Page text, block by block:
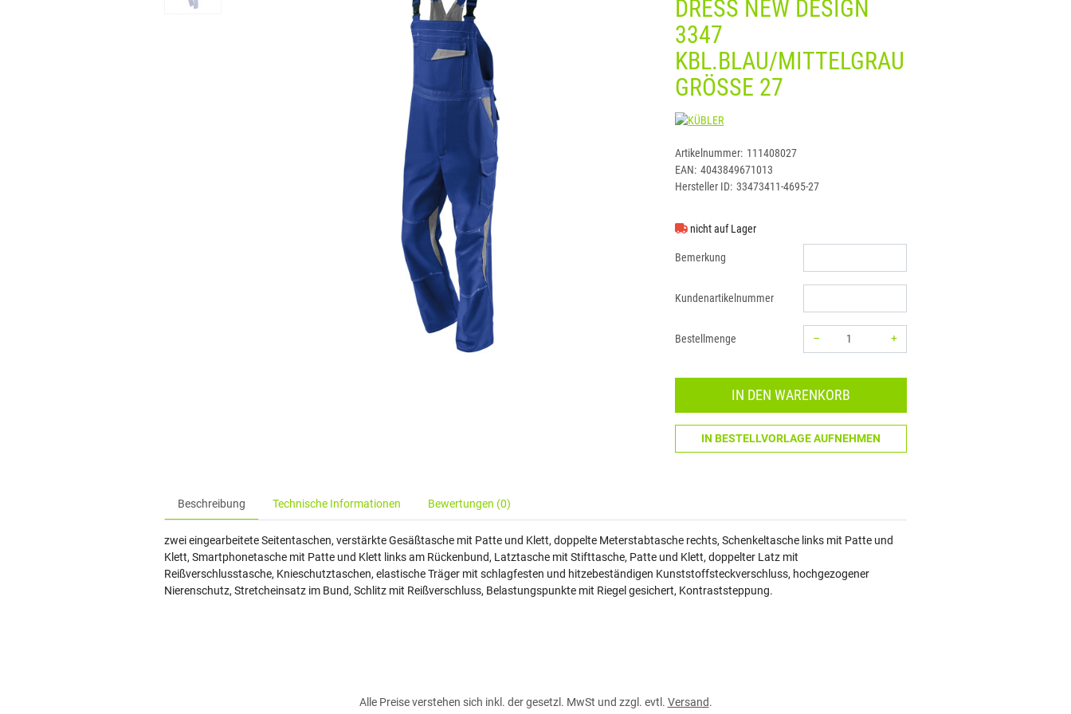
DRESS NEW DESIGN
3347
KBL.BLAU/MITTELGRAU
GRÖSSE 27
KÜBLER
Artikelnummer: 111408027
EAN: 4043849671013
Hersteller ID: 33473411-4695-27
nicht auf Lager
Bemerkung
Kundenartikelnummer
Bestellmenge –
+
IN DEN WARENKORB
IN BESTELLVORLAGE AUFNEHMEN
Beschreibung Technische Informationen Bewertungen (0)
zwei eingearbeitete Seitentaschen, verstärkte Gesäßtasche mit Patte und Klett, doppelte Meterstabtasche rechts, Schenkeltasche links mit Patte und
Klett, Smartphonetasche mit Patte und Klett links am Rückenbund, Latztasche mit Stifttasche, Patte und Klett, doppelter Latz mit
Reißverschlusstasche, Knieschutztaschen, elastische Träger mit schlagfesten und hitzebeständigen Kunststoffsteckverschluss, hochgezogener
Nierenschutz, Stretcheinsatz im Bund, Schlitz mit Reißverschluss, Belastungspunkte mit Riegel gesichert, Kontraststeppung.
Alle Preise verstehen sich inkl. der gesetzl. MwSt und zzgl. evtl. Versand.